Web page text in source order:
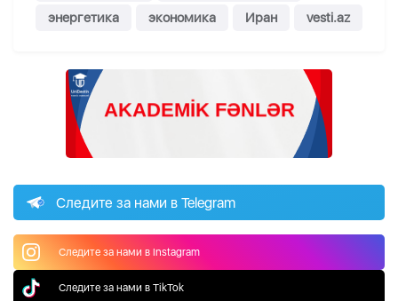
энергетика
экономика Иран vesti.az
Следите за нами в Telegram
Следите за нами в Instagram
Следите за нами в TikTok